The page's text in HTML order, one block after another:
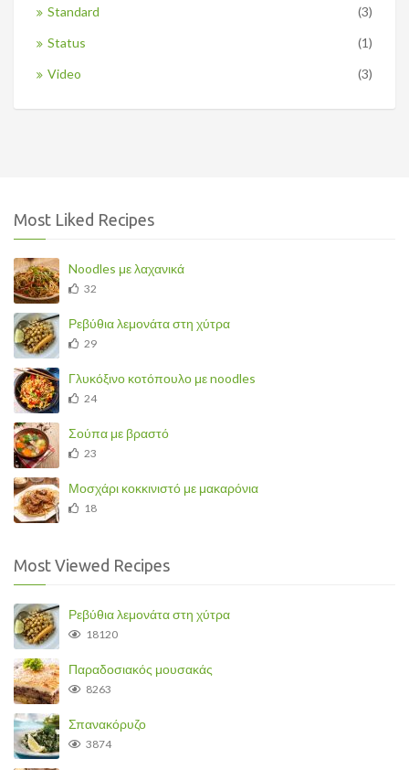
Standard
(3)
Status
(1)
Video
(3)
Most Liked Recipes
Noodles με λαχανικά
32
Ρεβύθια λεμονάτα στη χύτρα
29
Γλυκόξινο κοτόπουλο με noodles
24
Σούπα με βραστό
23
Μοσχάρι κοκκινιστό με μακαρόνια
18
Most Viewed Recipes
Ρεβύθια λεμονάτα στη χύτρα
18120
Παραδοσιακός μουσακάς
8263
Σπανακόρυζο
3874